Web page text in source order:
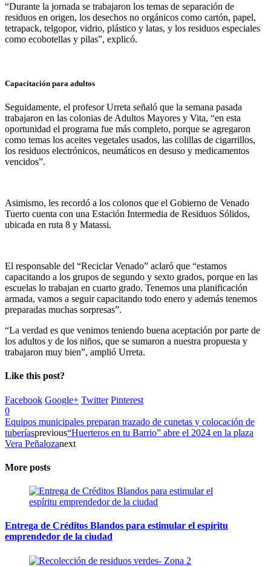
“Durante la jornada se trabajaron los temas de separación de
residuos en origen, los desechos no orgánicos como cartón, papel,
tetrapack, telgopor, vidrio, plástico y latas, y los residuos especiales
como ecobotellas y pilas”, explicó.
Capacitación para adultos
Seguidamente, el profesor Urreta señaló que la semana pasada
trabajaron en las colonias de Adultos Mayores y Vita, “en esta
oportunidad el programa fue más completo, porque se agregaron
como temas los aceites vegetales usados, las colillas de cigarrillos,
los residuos electrónicos, neumáticos en desuso y medicamentos
vencidos”.
Asimismo, les recordó a los colonos que el Gobierno de Venado
Tuerto cuenta con una Estación Intermedia de Residuos Sólidos,
ubicada en ruta 8 y Matassi.
El responsable del “Reciclar Venado” aclaró que “estamos
capacitando a los grupos de segundo y sexto grados, porque en las
escuelas lo trabajan en cuarto grado. Tenemos una planificación
armada, vamos a seguir capacitando todo enero y además tenemos
preparadas muchas sorpresas”.
“La verdad es que venimos teniendo buena aceptación por parte de
los adultos y de los niños, que se sumaron a nuestra propuesta y
trabajaron muy bien”, amplió Urreta.
Like this post?
Facebook Google+ Twitter Pinterest
0
Equipos municipales preparan trazado de cunetas y colocación de
tuberíasprevious“Huerteros en tu Barrio” abre el 2024 en la plaza
Vera Peñalozanext
More posts
Entrega de Créditos Blandos para estimular el espíritu
emprendedor de la ciudad